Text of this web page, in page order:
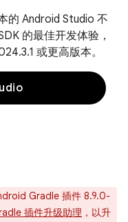
的 Android Studio 不
的最佳开发体验，
或更高版本。
Gradle 插件 8.9.0-
插件升级助理 ，以升